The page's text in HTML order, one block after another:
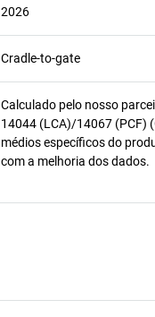
2026
Cradle-to-gate
Calculado pelo nosso
14044 (LCA)/14067 (PCF)
médios específicos do
com a melhoria dos dados.